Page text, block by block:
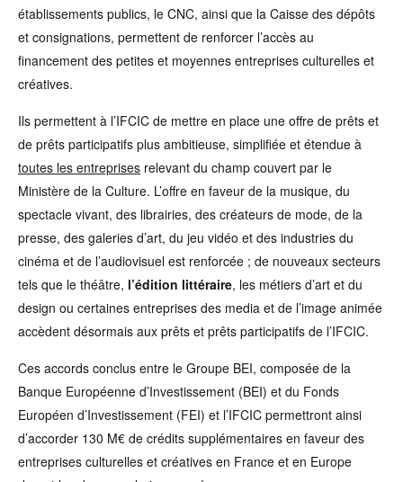
établissements publics, le CNC, ainsi que la Caisse des dépôts
et consignations, permettent de renforcer l’accès au
financement des petites et moyennes entreprises culturelles et
créatives.
Ils permettent à l’IFCIC de mettre en place une offre de prêts et
de prêts participatifs plus ambitieuse, simplifiée et étendue à
toutes les entreprises relevant du champ couvert par le
Ministère de la Culture. L’offre en faveur de la musique, du
spectacle vivant, des librairies, des créateurs de mode, de la
presse, des galeries d’art, du jeu vidéo et des industries du
cinéma et de l’audiovisuel est renforcée ; de nouveaux secteurs
tels que le théâtre, l’édition littéraire, les métiers d’art et du
design ou certaines entreprises des media et de l’image animée
accèdent désormais aux prêts et prêts participatifs de l’IFCIC.
Ces accords conclus entre le Groupe BEI, composée de la
Banque Européenne d’Investissement (BEI) et du Fonds
Européen d’Investissement (FEI) et l’IFCIC permettront ainsi
d’accorder 130 M€ de crédits supplémentaires en faveur des
entreprises culturelles et créatives en France et en Europe